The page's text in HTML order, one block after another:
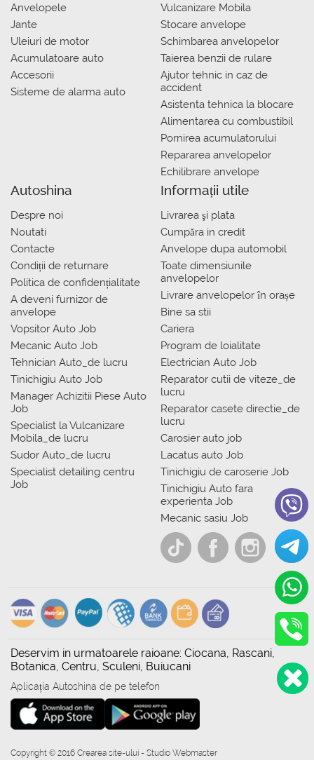
Anvelopele
Jante
Uleiuri de motor
Acumulatoare auto
Accesorii
Sisteme de alarma auto
Vulcanizare Mobila
Stocare anvelope
Schimbarea anvelopelor
Taierea benzii de rulare
Ajutor tehnic in caz de
accident
Asistenta tehnica la blocare
Alimentarea cu combustibil
Pornirea acumulatorului
Repararea anvelopelor
Echilibrare anvelope
Autoshina
Despre noi
Noutati
Contacte
Condiții de returnare
Politica de confidențialitate
A deveni furnizor de
anvelope
Vopsitor Auto Job
Mecanic Auto Job
Tehnician Auto_de lucru
Tinichigiu Auto Job
Manager Achizitii Piese Auto
Job
Specialist la Vulcanizare
Mobila_de lucru
Sudor Auto_de lucru
Specialist detailing centru
Job
Informații utile
Livrarea şi plata
Сumpăra in credit
Anvelope dupa automobil
Toate dimensiunile
anvelopelor
Livrare anvelopelor în orașe
Bine sa stii
Cariera
Program de loialitate
Electrician Auto Job
Reparator cutii de viteze_de
lucru
Reparator casete directie_de
lucru
Carosier auto job
Lacatus auto Job
Tinichigiu de caroserie Job
Tinichigiu Auto fara
experienta Job
Mecanic sasiu Job
Deservim in urmatoarele raioane: Ciocana, Rascani,
Botanica, Centru, Sculeni, Buiucani
Aplicația Autoshina de pe telefon
Copyright © 2016 Crearea site-ului - Studio Webmaster